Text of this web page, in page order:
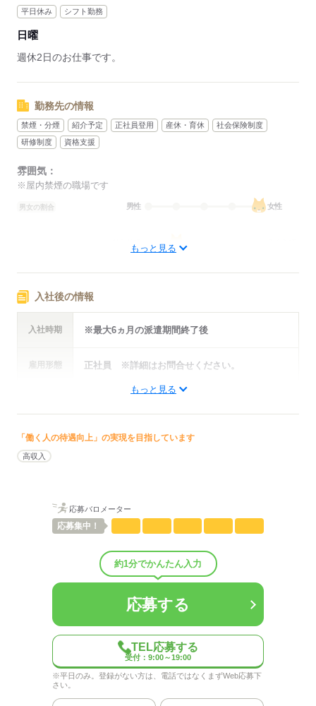
平日休み シフト勤務
日曜
週休2日のお仕事です。
勤務先の情報
禁煙・分煙 紹介予定 正社員登用 産休・育休
社会保険制度
研修制度
資格支援
雰囲気：
※屋内禁煙の職場です
男女の割合 男性 女性
配属先部署：
人数
概要：
事業内容 冠婚葬祭業
もっと見る
入社後の情報
入社時期 ※最大6ヵ月の派遣期間終了後
雇用形態 正社員 ※詳細はお問合せください。
給与例
もっと見る
「働く人の待遇向上」の実現を目指しています
高収入
応募バロメーター
応募集中！
約1分でかんたん入力
応募する
TEL応募する
受付：9:00～19:00
※平日のみ。登録がない方は、電話ではなくまずWeb応募下
さい。